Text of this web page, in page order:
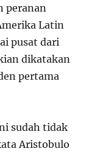
peranan
Latin
pusat dari
dikatakan
pertama
sudah tidak
Aristobulo